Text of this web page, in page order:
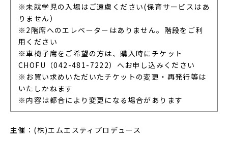
※未就学児の入場はご遠慮ください(保育サービスはあ
りません）
※2階席へのエレベーターはありません。階段をご利
用ください
※車椅子席をご希望の方は、購入時にチケット
CHOFU（042-481-7222）へお申し込みください
※お買い求めいただいたチケットの変更・再発行等は
いたしかねます
※内容は都合により変更になる場合があります
主催：(株)エムエスティプロデュース